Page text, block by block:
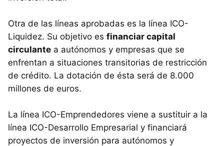
Otra de las líneas aprobadas es la línea ICO-
Liquidez. Su objetivo es financiar capital
circulante a autónomos y empresas que se
enfrentan a situaciones transitorias de restricción
de crédito. La dotación de ésta será de 8.000
millones de euros.
La línea ICO-Emprendedores viene a sustituir a la
línea ICO-Desarrollo Empresarial y financiará
proyectos de inversión para autónomos y